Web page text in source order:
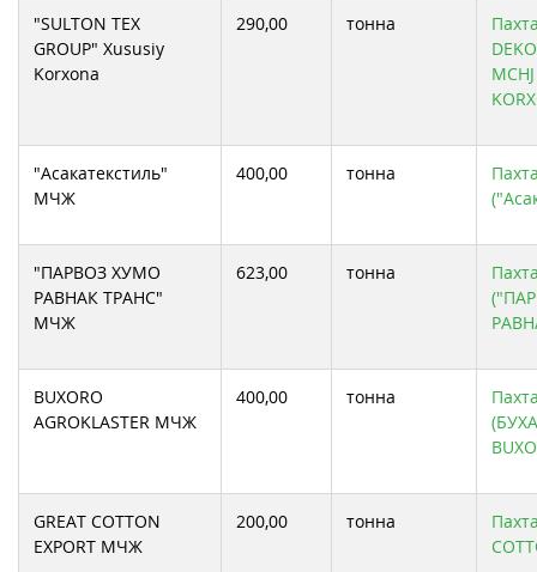
"SULTON TEX
GROUP" Xususiy
Korxona
290,00 тонна
"Асакатекстиль"
МЧЖ
400,00 тонна
"ПАРВОЗ ХУМО
РАВНАК ТРАНС"
МЧЖ
623,00 тонна
BUXORO
AGROKLASTER МЧЖ
400,00 тонна
GREAT COTTON
EXPORT МЧЖ
200,00 тонна